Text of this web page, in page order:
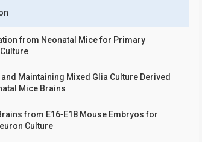
from Neonatal Mice for Primary
Maintaining Mixed Glia Culture Derived
Mice Brains
from E16‐E18 Mouse Embryos for
Culture